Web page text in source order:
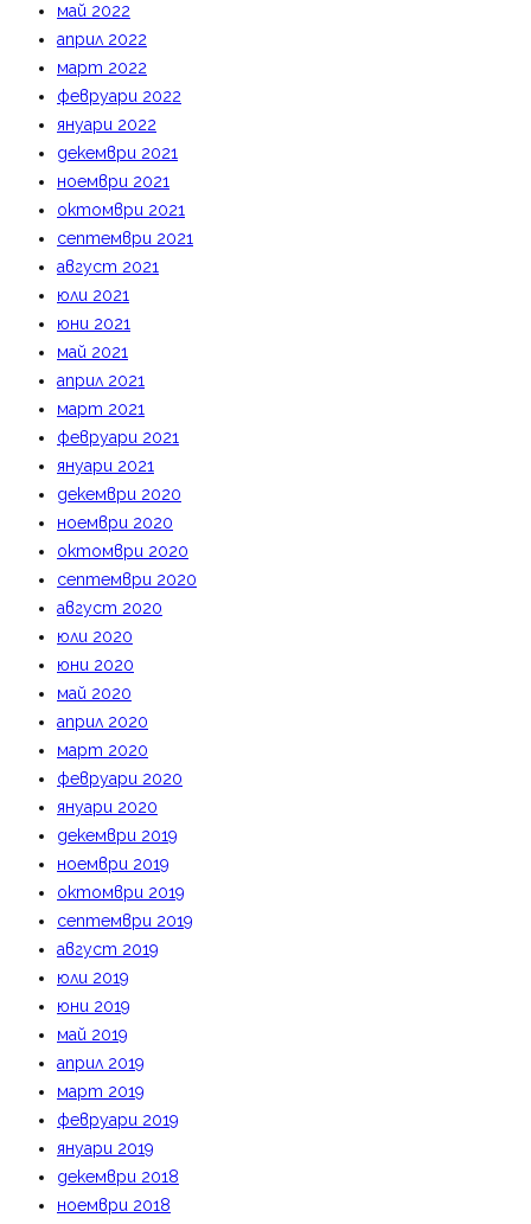
май 2022
април 2022
март 2022
февруари 2022
януари 2022
декември 2021
ноември 2021
октомври 2021
септември 2021
август 2021
юли 2021
юни 2021
май 2021
април 2021
март 2021
февруари 2021
януари 2021
декември 2020
ноември 2020
октомври 2020
септември 2020
август 2020
юли 2020
юни 2020
май 2020
април 2020
март 2020
февруари 2020
януари 2020
декември 2019
ноември 2019
октомври 2019
септември 2019
август 2019
юли 2019
юни 2019
май 2019
април 2019
март 2019
февруари 2019
януари 2019
декември 2018
ноември 2018